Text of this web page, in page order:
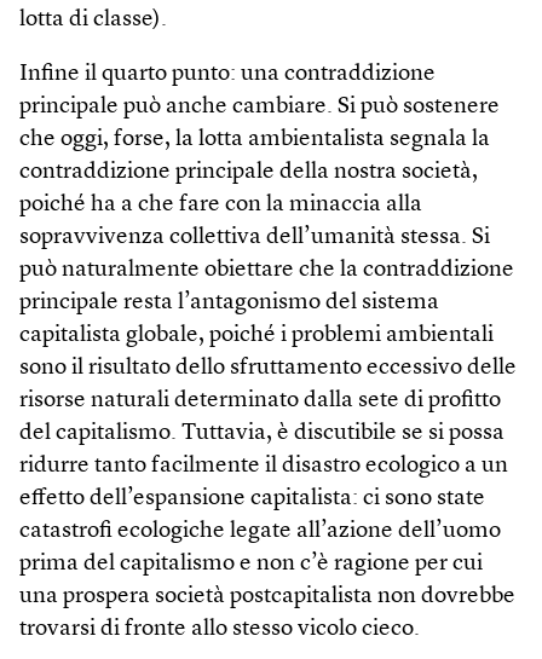
lotta di classe).
Infine il quarto punto: una contraddizione
principale può anche cambiare. Si può sostenere
che oggi, forse, la lotta ambientalista segnala la
contraddizione principale della nostra società,
poiché ha a che fare con la minaccia alla
sopravvivenza collettiva dell’umanità stessa. Si
può naturalmente obiettare che la contraddizione
principale resta l’antagonismo del sistema
capitalista globale, poiché i problemi ambientali
sono il risultato dello sfruttamento eccessivo delle
risorse naturali determinato dalla sete di profitto
del capitalismo. Tuttavia, è discutibile se si possa
ridurre tanto facilmente il disastro ecologico a un
effetto dell’espansione capitalista: ci sono state
catastrofi ecologiche legate all’azione dell’uomo
prima del capitalismo e non c’è ragione per cui
una prospera società postcapitalista non dovrebbe
trovarsi di fronte allo stesso vicolo cieco.